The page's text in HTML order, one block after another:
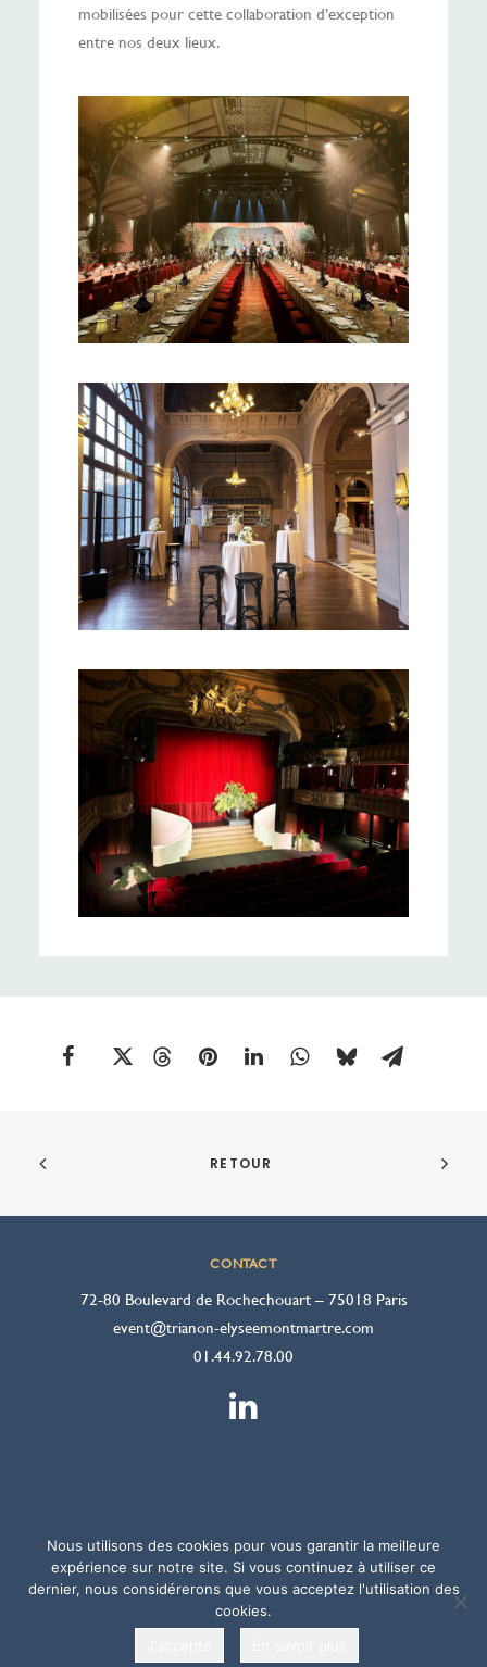
mobilisées pour cette collaboration d’exception
entre nos deux lieux.
RETOUR
CONTACT
72-80 Boulevard de Rochechouart – 75018 Paris
event@trianon-elyseemontmartre.com
01.44.92.78.00
© Trianon – Elysée Montmartre – Tous droits réservés – 2018-2025 –Mentions légales– Web:della
mattia
Nous utilisons des cookies pour vous garantir la meilleure
expérience sur notre site. Si vous continuez à utiliser ce
dernier, nous considérerons que vous acceptez l'utilisation des
cookies.